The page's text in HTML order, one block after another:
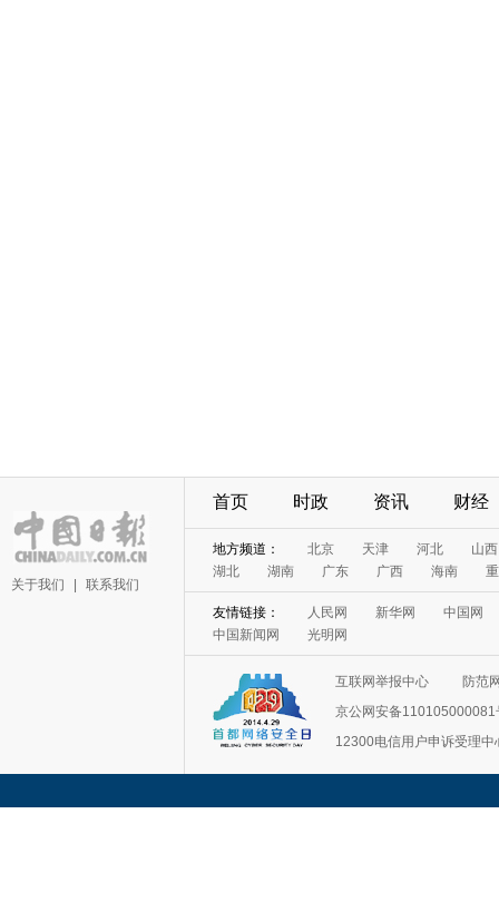
关于我们 联系我们
首页 时政 资讯 财经
地方频道： 北京 天津 河北
山西
湖北
湖南 广东 广西 海南
友情链接： 人民网 新华网
中国网
中国新闻网
光明网
互联网举报中心
防范
京公网安备110105000081
12300电信用户申诉受理中